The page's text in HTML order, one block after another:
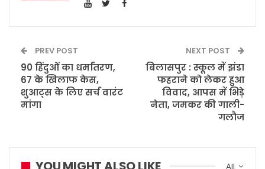
PREV POST
90 हिंदुओं का धर्मांतरण,
67 के खिलाफ केस,
शुआट्स के लिए सर्च वारंट
मांगा
NEXT POST
बिलासपुर : स्कूल में झंडा
फहराने को लेकर हुआ
विवाद, आपस में भिड़े
नेता, जमकर की गाली-
गलौज
All